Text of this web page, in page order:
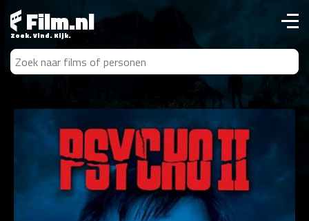
Film.nl
Zoek. Vind. Kijk.